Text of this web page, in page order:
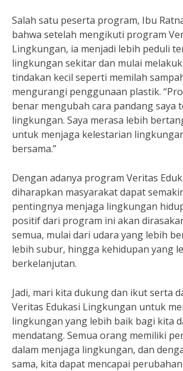
Salah satu peserta program, Ibu
bahwa setelah mengikuti program
Lingkungan, ia menjadi lebih peduli
lingkungan sekitar dan mulai
tindakan kecil seperti memilah
mengurangi penggunaan plastik.
benar mengubah cara pandang saya
lingkungan. Saya merasa lebih
untuk menjaga kelestarian
bersama.”
Dengan adanya program Veritas
diharapkan masyarakat dapat
pentingnya menjaga lingkungan
positif dari program ini akan
semua, mulai dari udara yang lebih
lebih subur, hingga kehidupan yang
berkelanjutan.
Jadi, mari kita dukung dan ikut serta
Veritas Edukasi Lingkungan untuk
lingkungan yang lebih baik bagi kita
mendatang. Semua orang memiliki
dalam menjaga lingkungan, dan
sama, kita dapat mencapai